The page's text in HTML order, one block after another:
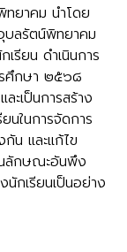
ยาคม นำโดย
บลรัตน์พิทยาคม
รียน ดำเนินการ
ศึกษา ๒๕๖๘
ะเป็นการสร้าง
นในการจัดการ
น และแก้ไข
ลักษณะอันพึง
กเรียนเป็นอย่าง